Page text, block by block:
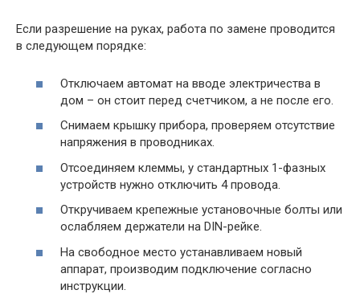
Если разрешение на руках, работа по замене проводится
в следующем порядке:
Отключаем автомат на вводе электричества в
дом – он стоит перед счетчиком, а не после его.
Снимаем крышку прибора, проверяем отсутствие
напряжения в проводниках.
Отсоединяем клеммы, у стандартных 1-фазных
устройств нужно отключить 4 провода.
Откручиваем крепежные установочные болты или
ослабляем держатели на DIN-рейке.
На свободное место устанавливаем новый
аппарат, производим подключение согласно
инструкции.